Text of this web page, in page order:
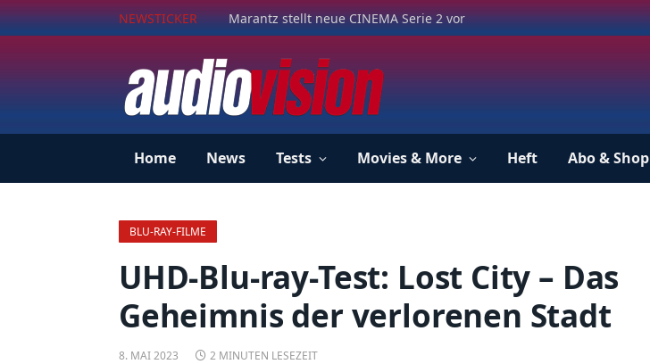
NEWSTICKER Marantz stellt neue CINEMA Serie 2 vor
Home News Tests Movies & More Heft Abo & Shop
BLU-RAY-FILME
UHD-Blu-ray-Test: Lost City – Das
Geheimnis der verlorenen Stadt
8. MAI 2023 2 MINUTEN LESEZEIT